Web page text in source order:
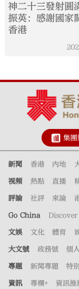
神二十三發射
振英：感謝國家
香港
集團
新聞 香港 內地
視頻 熱點 直播
評論 社評 來論
Go China
文娛 文化 體育
大文號 政務號 個
專題 新聞專題 特
資訊 專欄+ 資訊推